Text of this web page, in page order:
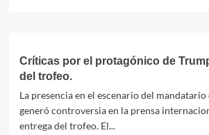
proyecto
para
leyes.
Críticas por el protagónico de
del trofeo.
La presencia en el escenario del
generó controversia en la prensa
entrega del trofeo. El...